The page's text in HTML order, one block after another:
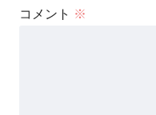
コメント ※